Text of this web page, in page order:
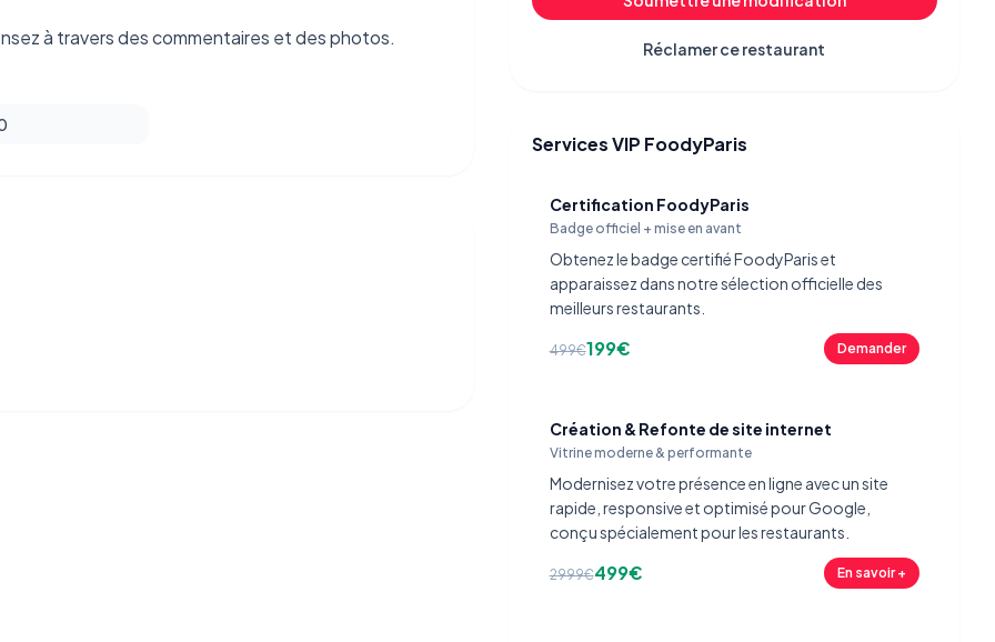
à travers des commentaires et des photos.
Réclamer ce restaurant
Services VIP FoodyParis
Certification FoodyParis
Badge officiel + mise en avant
Obtenez le badge certifié FoodyParis et
apparaissez dans notre sélection officielle des
meilleurs restaurants.
499€199€ Demander
Création & Refonte de site internet
Vitrine moderne & performante
Modernisez votre présence en ligne avec un site
rapide, responsive et optimisé pour Google,
conçu spécialement pour les restaurants.
2999€499€ En savoir +